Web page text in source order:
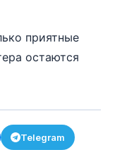
приятные
остаются
Telegram